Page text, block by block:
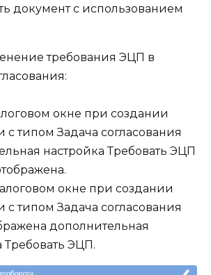
документ с использованием
требования ЭЦП в
окне при создании
с типомЗадача согласования
настройкаТребовать ЭЦП
окне при создании
с типомЗадача согласования
дополнительная
Требовать ЭЦП.